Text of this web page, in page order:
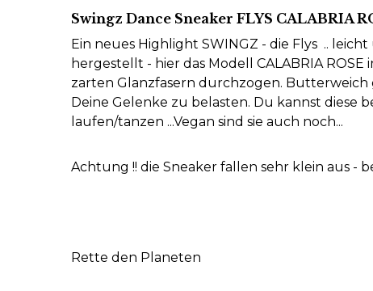
Swingz Dance Sneaker FLYS CALABRIA
Ein neues Highlight SWINGZ - die Flys ..
hergestellt - hier das Modell CALABRIA
zarten Glanzfasern durchzogen.
Deine Gelenke zu belasten. Du kannst diese
laufen/tanzen ...Vegan sind sie auch noch...
Achtung !! die Sneaker fallen sehr klein aus -
Rette den Planeten